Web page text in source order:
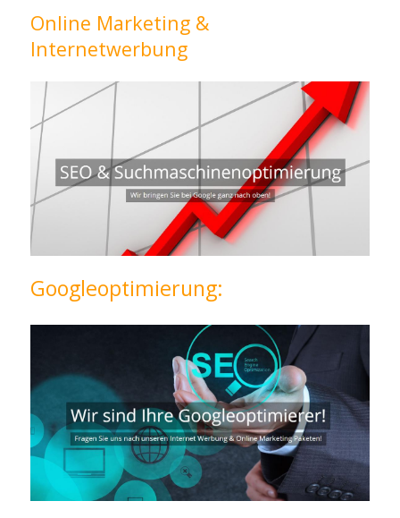
Online Marketing &
Internetwerbung
Googleoptimierung: